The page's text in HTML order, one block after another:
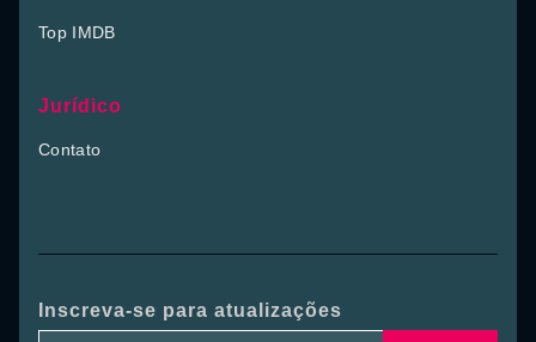
Top IMDB
Jurídico
Contato
Inscreva-se para atualizações